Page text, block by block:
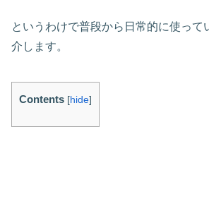
というわけで普段から日常的に使って
介します。
Contents [hide]